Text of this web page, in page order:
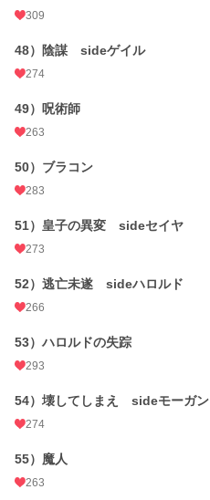
309
48）陰謀 sideゲイル
274
49）呪術師
263
50）ブラコン
283
51）皇子の異変 sideセイヤ
273
52）逃亡未遂 sideハロルド
266
53）ハロルドの失踪
293
54）壊してしまえ sideモーガン
274
55）魔人
263